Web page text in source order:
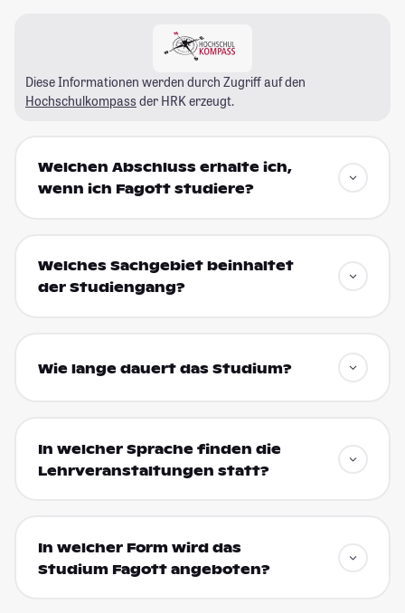
Diese Informationen werden durch Zugriff auf den
Hochschulkompass der HRK erzeugt.
Welchen Abschluss erhalte ich,
wenn ich Fagott studiere?
Welches Sachgebiet beinhaltet
der Studiengang?
Wie lange dauert das Studium?
In welcher Sprache finden die
Lehrveranstaltungen statt?
In welcher Form wird das
Studium Fagott angeboten?